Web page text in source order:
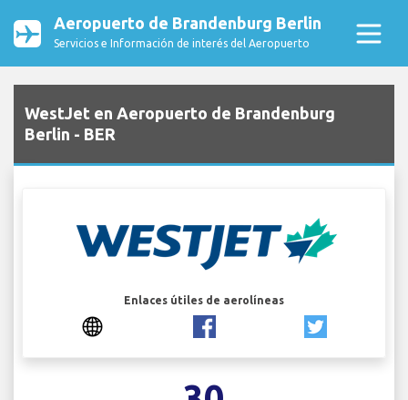
Aeropuerto de Brandenburg Berlin
Servicios e Información de interés del Aeropuerto
WestJet en Aeropuerto de Brandenburg
Berlin - BER
Enlaces útiles de aerolíneas